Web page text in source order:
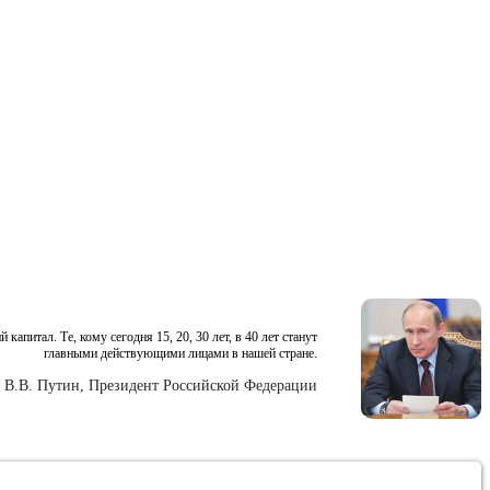
Те, кому сегодня 15, 20, 30 лет, в 40 лет станут
главными действующими лицами в нашей стране.
В.В. Путин, Президент Российской Федерации